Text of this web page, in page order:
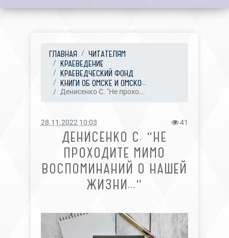
ГЛАВНАЯ
ЧИТАТЕЛЯМ
КРАЕВЕДЕНИЕ
КРАЕВЕДЧЕСКИЙ ФОНД
КНИГИ ОБ ОМСКЕ И ОМСКО...
Денисенко С. "Не прохо...
28.11.2022 10:03 41
ДЕНИСЕНКО С. "НЕ
ПРОХОДИТЕ МИМО
ВОСПОМИНАНИЙ О НАШЕЙ
ЖИЗНИ…"